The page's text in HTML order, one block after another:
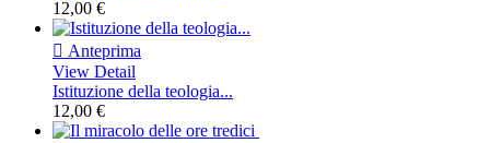
12,00 €
 Anteprima
View Detail
Istituzione della teologia...
12,00 €